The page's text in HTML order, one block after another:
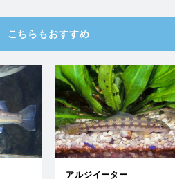
こちらもおすすめ
アルジイーター